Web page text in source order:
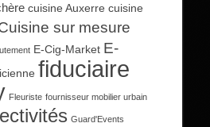
cuisine Auxerre cuisine
sur mesure
E-Cig-Market E-
fiduciaire
Fleuriste fournisseur mobilier urbain
Guard'Events